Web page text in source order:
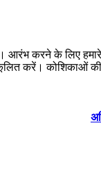
आरंभ करने के लिए
करें। कोशिकाओं